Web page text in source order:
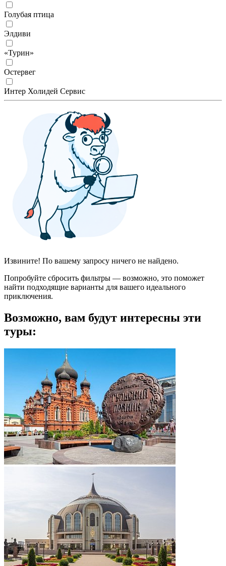
Голубая птица
Элдиви
«Турин»
Остервег
Интер Холидей Сервис
Извините! По вашему запросу ничего не найдено.
Попробуйте сбросить фильтры — возможно, это поможет
найти подходящие варианты для вашего идеального
приключения.
Возможно, вам будут интересны эти
туры: